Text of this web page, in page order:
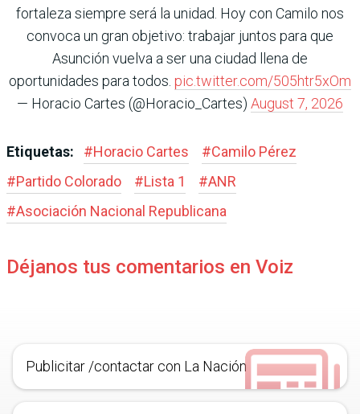
fortaleza siempre será la unidad. Hoy con Camilo nos
convoca un gran objetivo: trabajar juntos para que
Asunción vuelva a ser una ciudad llena de
oportunidades para todos. pic.twitter.com/505htr5xOm
— Horacio Cartes (@Horacio_Cartes) August 7, 2026
Etiquetas: #Horacio Cartes #Camilo Pérez
#Partido Colorado #Lista 1 #ANR
#Asociación Nacional Republicana
Déjanos tus comentarios en Voiz
Publicitar /contactar con La Nación